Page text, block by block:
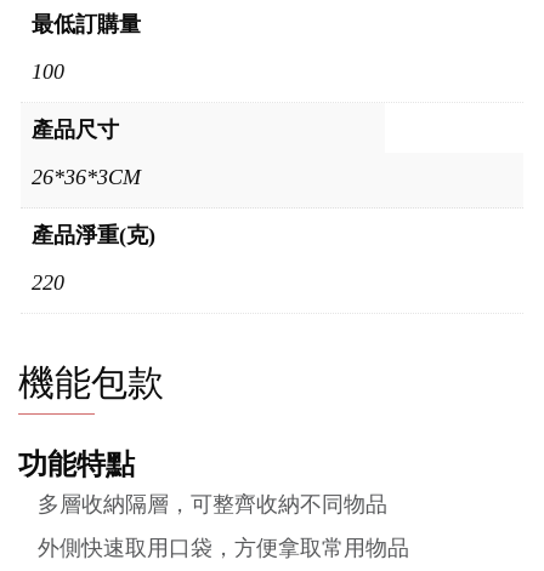
最低訂購量
100
產品尺寸
26*36*3CM
產品淨重(克)
220
機能包款
功能特點
多層收納隔層，可整齊收納不同物品
外側快速取用口袋，方便拿取常用物品